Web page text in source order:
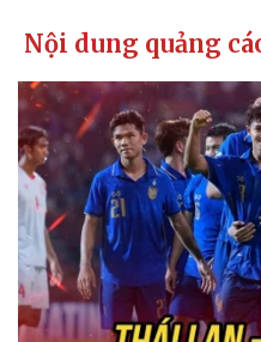
Bóng đá
Thế giới thể thao
eSports
Hậu trường